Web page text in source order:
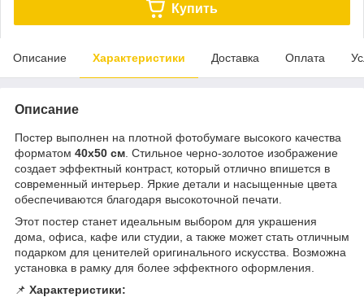
Купить
Описание Характеристики Доставка Оплата
Описание
Постер выполнен на плотной фотобумаге высокого качества
форматом 40х50 см . Стильное черно-золотое изображение
создает эффектный контраст, который отлично впишется в
современный интерьер. Яркие детали и насыщенные цвета
обеспечиваются благодаря высокоточной печати.
Этот постер станет идеальным выбором для украшения
дома, офиса, кафе или студии, а также может стать отличным
подарком для ценителей оригинального искусства. Возможна
установка в рамку для более эффектного оформления.
📌 Характеристики: